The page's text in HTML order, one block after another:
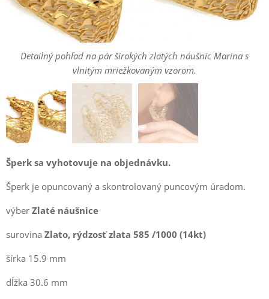
Detailný pohľad na pár širokých zlatých náušníc Marina s
vlnitým mriežkovaným vzorom.
rojrozmerný profil dutých prelamovaných náušníc zo žltého
zlata.
Výrazné zlaté náušnice Marina so sieťovanou textúrou na uchu
modelky.
Šperk sa vyhotovuje na objednávku.
Šperk je opuncovaný a skontrolovaný puncovým úradom.
výber Zlaté náušnice
surovina Zlato, rýdzosť zlata 585 /1000 (14kt)
šírka 15.9 mm
dĺžka 30.6 mm